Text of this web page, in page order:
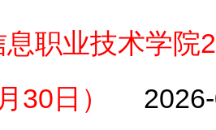
职业技术学院
30日）